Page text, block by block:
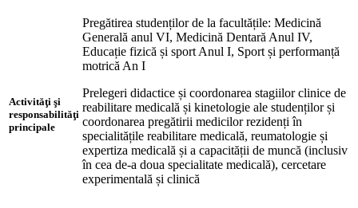
Activităţi şi
responsabilităţi
principale
Pregătirea studenților de la facultățile: Medicină
Generală anul VI, Medicină Dentară Anul IV,
Educație fizică și sport Anul I, Sport și performanță
motrică An I
Prelegeri didactice și coordonarea stagiilor clinice de
reabilitare medicală și kinetologie ale studenților și
coordonarea pregătirii medicilor rezidenți în
specialitățile reabilitare medicală, reumatologie și
expertiza medicală și a capacității de muncă (inclusiv
în cea de-a doua specialitate medicală), cercetare
experimentală și clinică